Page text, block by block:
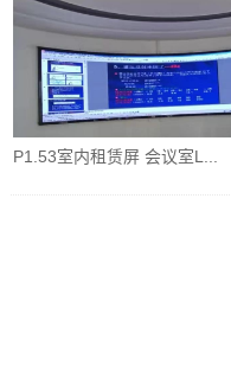
P1.53室内租赁屏 会议室L...